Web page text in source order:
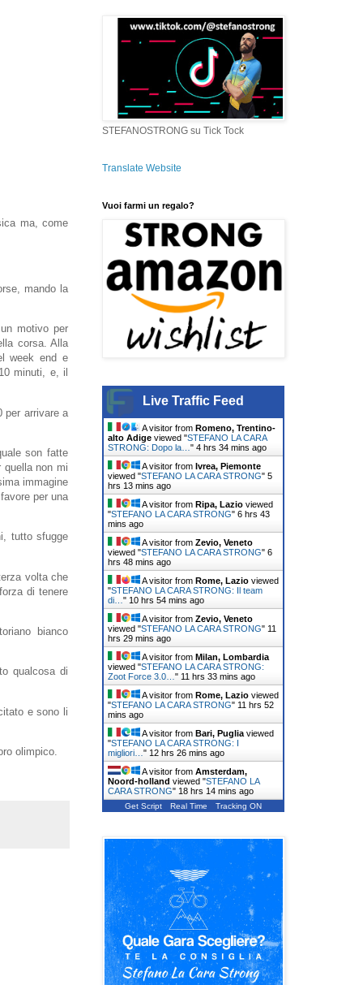
ma, come
mando la
motivo per
corsa. Alla
week end e
minuti, e, il
per arrivare a
son fatte
quella non mi
immagine
per una
tutto sfugge
volta che
di tenere
bianco
qualcosa di
e sono li
olimpico.
STEFANOSTRONG su Tick Tock
Translate Website
Vuoi farmi un regalo?
Live Traffic Feed
A visitor from Romeno, Trentino-
alto Adige viewed "STEFANO LA CARA
STRONG: Dopo la… " 4 hrs 34 mins ago
A visitor from Ivrea, Piemonte
viewed "STEFANO LA CARA STRONG" 5
hrs 13 mins ago
A visitor from Ripa, Lazio viewed
"STEFANO LA CARA STRONG" 6 hrs 43
mins ago
A visitor from Zevio, Veneto
viewed "STEFANO LA CARA STRONG" 6
hrs 48 mins ago
A visitor from Rome, Lazio viewed
"STEFANO LA CARA STRONG: Il team
di… " 10 hrs 54 mins ago
A visitor from Zevio, Veneto
viewed "STEFANO LA CARA STRONG" 11
hrs 29 mins ago
A visitor from Milan, Lombardia
viewed "STEFANO LA CARA STRONG:
Zoot Force 3.0… " 11 hrs 33 mins ago
A visitor from Rome, Lazio viewed
"STEFANO LA CARA STRONG" 11 hrs 52
mins ago
A visitor from Bari, Puglia viewed
"STEFANO LA CARA STRONG: I
migliori… " 12 hrs 26 mins ago
A visitor from Amsterdam,
Noord-holland viewed "STEFANO LA
CARA STRONG" 18 hrs 14 mins ago
Get Script Real Time Tracking ON